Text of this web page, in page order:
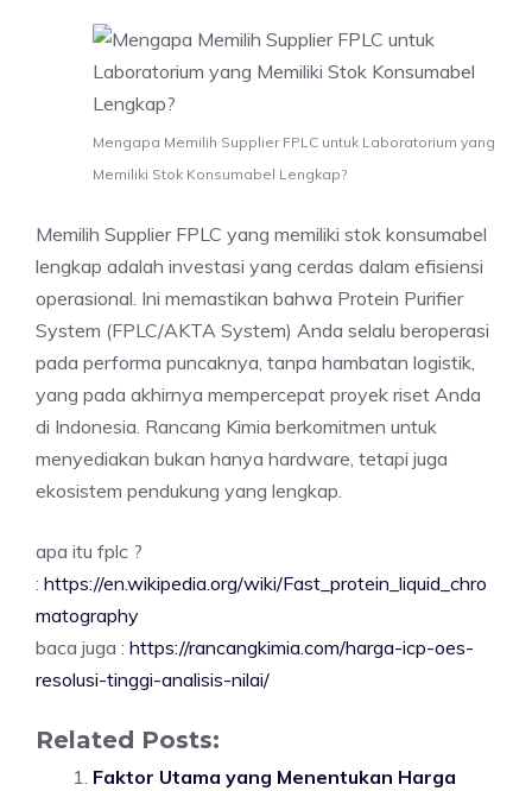
Mengapa Memilih Supplier FPLC untuk Laboratorium yang
Memiliki Stok Konsumabel Lengkap?
Memilih Supplier FPLC yang memiliki stok konsumabel
lengkap adalah investasi yang cerdas dalam efisiensi
operasional. Ini memastikan bahwa Protein Purifier
System (FPLC/AKTA System) Anda selalu beroperasi
pada performa puncaknya, tanpa hambatan logistik,
yang pada akhirnya mempercepat proyek riset Anda
di Indonesia. Rancang Kimia berkomitmen untuk
menyediakan bukan hanya hardware, tetapi juga
ekosistem pendukung yang lengkap.
apa itu fplc ?
: https://en.wikipedia.org/wiki/Fast_protein_liquid_chro
matography
baca juga : https://rancangkimia.com/harga-icp-oes-
resolusi-tinggi-analisis-nilai/
Related Posts:
Faktor Utama yang Menentukan Harga